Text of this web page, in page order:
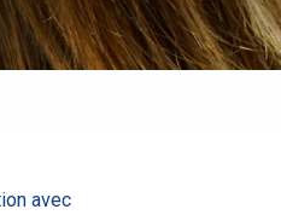
avec